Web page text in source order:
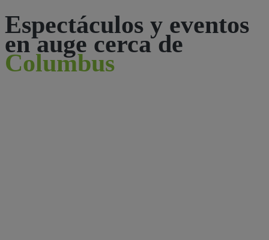
Espectáculos y eventos
en auge cerca de
Columbus